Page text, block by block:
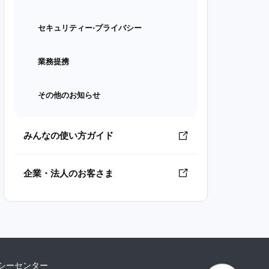
セキュリティー⋅プライバシー
業務提携
その他のお知らせ
みんなの使い方ガイド
企業・法人のお客さま
ーセンター